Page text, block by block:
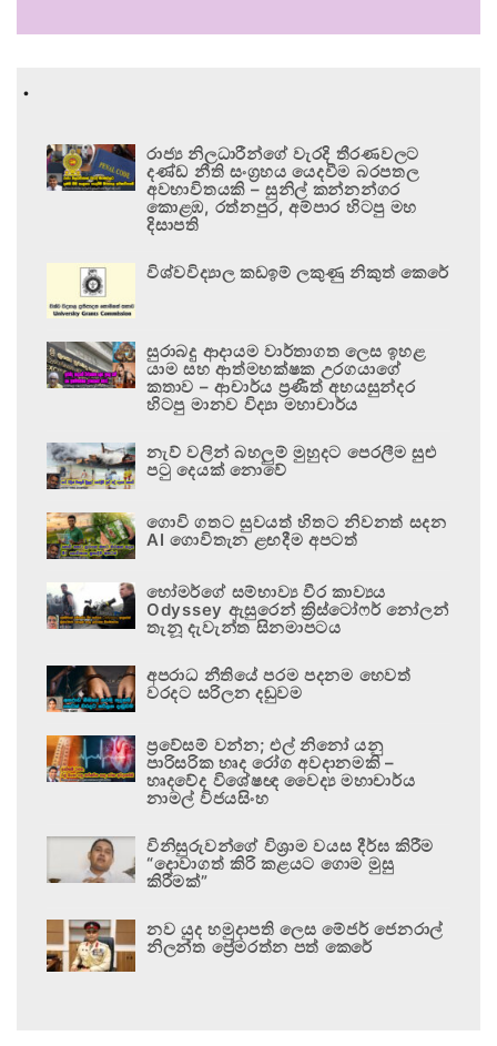
.
රාජ්‍ය නිලධාරීන්ගේ වැරදි තීරණවලට
දණ්ඩ නීති සංග්‍රහය යෙදවීම බරපතල
අවභාවිතයකි – සුනිල් කන්නන්ගර
කොළඹ, රත්නපුර, අම්පාර හිටපු මහ
දිසාපති
විශ්වවිද්‍යාල කඩඉම් ලකුණු නිකුත් කෙරේ
සුරාබදු ආදායම වාර්තාගත ලෙස ඉහළ
යාම සහ ආත්මභක්ෂක උරගයාගේ
කතාව – ආචාර්ය ප්‍රණීත් අභයසුන්දර
හිටපු මානව විද්‍යා මහාචාර්ය
නැව් වලින් බහලුම් මුහුදට පෙරලීම සුළු
පටු දෙයක් නොවේ
ගොවි ගතට සුවයත් හිතට නිවනත් සදන
AI ගොවිතැන ළඟදීම අපටත්
හෝමර්ගේ සම්භාව්‍ය වීර කාව්‍යය
Odyssey ඇසුරෙන් ක්‍රිස්ටෝෆර් නෝලන්
තැනූ දැවැන්ත සිනමාපටය
අපරාධ නීතියේ පරම පදනම හෙවත්
වරදට සරිලන දඬුවම
ප්‍රවේසම් වන්න; එල් නිනෝ යනු
පාරිසරික හෘද රෝග අවදානමකි –
හෘදවේද විශේෂඥ වෛද්‍ය මහාචාර්ය
නාමල් විජයසිංහ
විනිසුරුවන්ගේ විශ්‍රාම වයස දීර්ඝ කිරීම
“දොවාගත් කිරි කළයට ගොම මුසු
කිරීමක්”
නව යුද හමුදාපති ලෙස මේජර් ජෙනරාල්
නිලන්ත ප්‍රේමරත්න පත් කෙරේ